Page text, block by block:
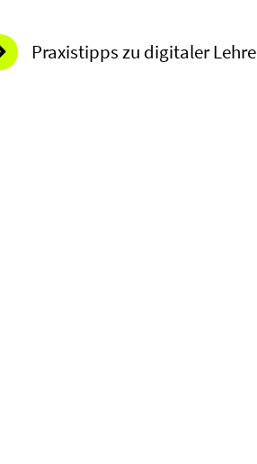
Praxistipps zu digitaler Lehre